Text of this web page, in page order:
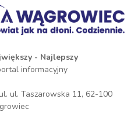
- Najlepszy
informacyjny
ul. Taszarowska 11, 62-100